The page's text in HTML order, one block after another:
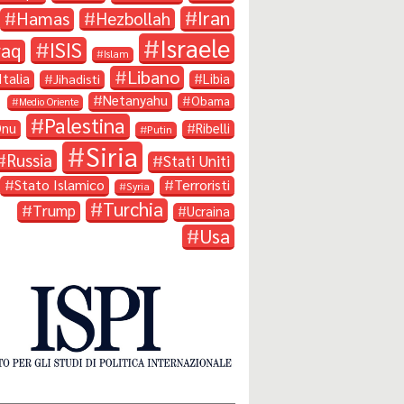
Hamas Hezbollah Iran
ISIS Islam Israele
Jihadisti Libano Libia
Medio Oriente Netanyahu Obama
Palestina Putin Ribelli
Russia Siria Stati Uniti
Stato Islamico Syria Terroristi
Trump Turchia Ucraina
Usa